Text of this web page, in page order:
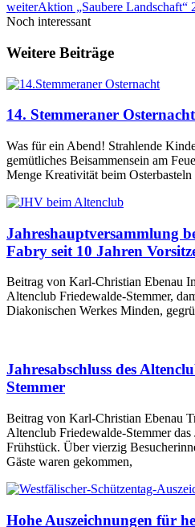
weiterAktion „Saubere Landschaft“
Noch interessant
Weitere Beiträge
14. Stemmeraner
Was für ein Abend! Strahlende
gemütliches Beisammensein am
Menge Kreativität beim Osterbasteln
Jahreshauptversammlung
Fabry seit 10 Jahren
Beitrag von Karl-Christian Ebenau
Altenclub Friedewalde-Stemmer,
Diakonischen Werkes Minden,
Jahresabschluss des
Stemmer
Beitrag von Karl-Christian Ebenau
Altenclub Friedewalde-Stemmer das
Frühstück. Über vierzig
Gäste waren gekommen,
Hohe Auszeichnungen für